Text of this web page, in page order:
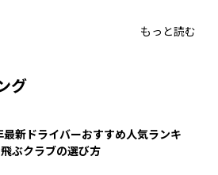
もっと読む
グ
最新ドライバーおすすめ人気ランキ
ぶクラブの選び方